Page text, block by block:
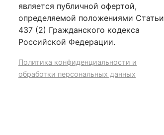
является публичной офертой,
определяемой положениями Статьи
437 (2) Гражданского кодекса
Российской Федерации.
Политика конфиденциальности и
обработки персональных данных